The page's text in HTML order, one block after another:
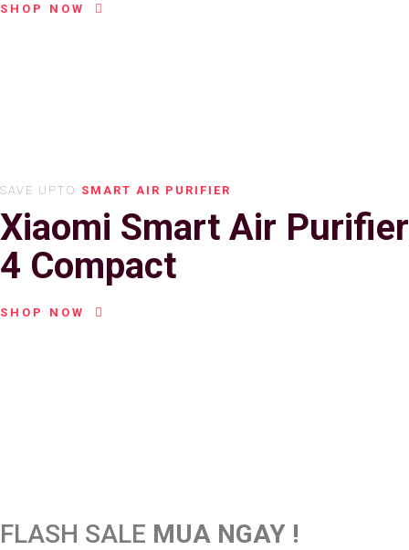
SHOP NOW
SAVE UPTO SMART AIR PURIFIER
Xiaomi Smart Air Purifier
4 Compact
SHOP NOW
FLASH SALE MUA NGAY !